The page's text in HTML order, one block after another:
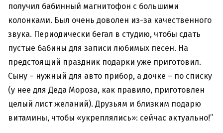
получил бабинный магнитофон с большими
колонками. Был очень доволен из-за качественного
звука. Периодически бегал в студию, чтобы сдать
пустые бабины для записи любимых песен. На
предстоящий праздник подарки уже приготовил.
Сыну – нужный для авто прибор, а дочке – по списку
(у нее для Деда Мороза, как правило, приготовлен
целый лист желаний). Друзьям и близким подарю
витамины, чтобы «укреплялись»: сейчас актуально!”